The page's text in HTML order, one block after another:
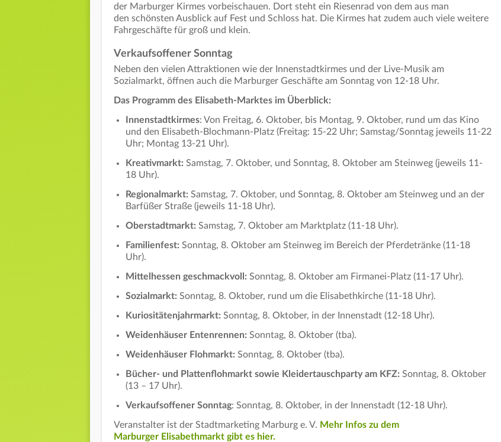
der Marburger Kirmes vorbeischauen. Dort steht ein Riesenrad von dem aus man
den schönsten Ausblick auf Fest und Schloss hat. Die Kirmes hat zudem auch viele weitere
Fahrgeschäfte für groß und klein.
Verkaufsoffener Sonntag
Neben den vielen Attraktionen wie der Innenstadtkirmes und der Live-Musik am
Sozialmarkt, öffnen auch die Marburger Geschäfte am Sonntag von 12-18 Uhr.
Das Programm des Elisabeth-Marktes im Überblick:
Innenstadtkirmes: Von Freitag, 6. Oktober, bis Montag, 9. Oktober, rund um das Kino
und den Elisabeth-Blochmann-Platz (Freitag: 15-22 Uhr; Samstag/Sonntag jeweils 11-22
Uhr; Montag 13-21 Uhr).
Kreativmarkt: Samstag, 7. Oktober, und Sonntag, 8. Oktober am Steinweg (jeweils 11-
18 Uhr).
Regionalmarkt: Samstag, 7. Oktober, und Sonntag, 8. Oktober am Steinweg und an der
Barfüßer Straße (jeweils 11-18 Uhr).
Oberstadtmarkt: Samstag, 7. Oktober am Marktplatz (11-18 Uhr).
Familienfest: Sonntag, 8. Oktober am Steinweg im Bereich der Pferdetränke (11-18
Uhr).
Mittelhessen geschmackvoll: Sonntag, 8. Oktober am Firmanei-Platz (11-17 Uhr).
Sozialmarkt: Sonntag, 8. Oktober, rund um die Elisabethkirche (11-18 Uhr).
Kuriositätenjahrmarkt: Sonntag, 8. Oktober, in der Innenstadt (12-18 Uhr).
Weidenhäuser Entenrennen: Sonntag, 8. Oktober (tba).
Weidenhäuser Flohmarkt: Sonntag, 8. Oktober (tba).
Bücher- und Plattenflohmarkt sowie Kleidertauschparty am KFZ: Sonntag, 8. Oktober
(13 – 17 Uhr).
Verkaufsoffener Sonntag: Sonntag, 8. Oktober, in der Innenstadt (12-18 Uhr).
Veranstalter ist der Stadtmarketing Marburg e. V. Mehr Infos zu dem
Marburger Elisabethmarkt gibt es hier.